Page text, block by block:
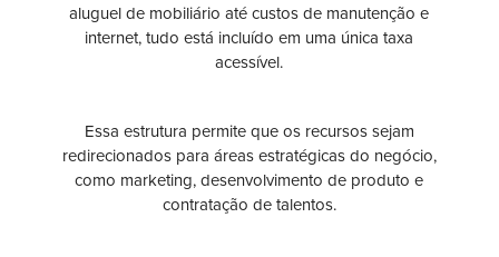
aluguel de mobiliário até custos de manutenção e
internet, tudo está incluído em uma única taxa
acessível.
Essa estrutura permite que os recursos sejam
redirecionados para áreas estratégicas do negócio,
como marketing, desenvolvimento de produto e
contratação de talentos.